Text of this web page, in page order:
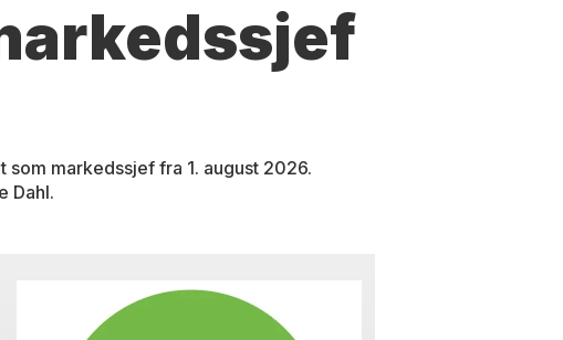
markedssjef fra 1. august 2026.
Dahl.